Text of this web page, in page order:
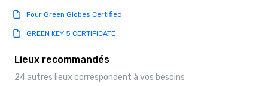
Four Green Globes Certified
GREEN KEY 5 CERTIFICATE
Lieux recommandés
24 autres lieux correspondent à vos besoins